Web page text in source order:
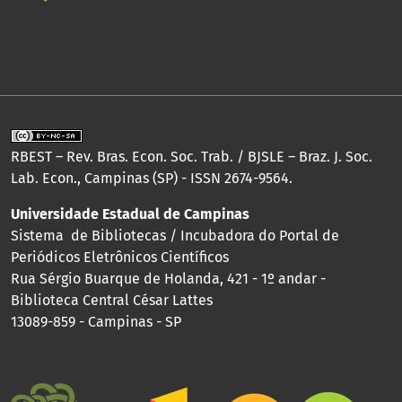
RBEST – Rev. Bras. Econ. Soc. Trab. / BJSLE – Braz. J. Soc.
Lab. Econ., Campinas (SP) - ISSN 2674-9564.
Universidade Estadual de Campinas
Sistema de Bibliotecas / Incubadora do Portal de
Periódicos Eletrônicos Científicos
Rua Sérgio Buarque de Holanda, 421 - 1º andar -
Biblioteca Central César Lattes
13089-859 - Campinas - SP